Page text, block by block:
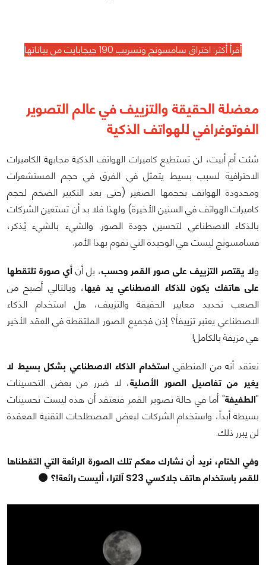
أقرأ أكثر: اختراق سامسونج وتسريب 190 جيجابايت من بياناتها
معضلة الحقيقة والتزييف في عالم التصوير
الفوتوغرافي للهواتف الذكية
شئت أم أبيت، لن تستطيع كاميرات الهواتف الذكية مجابهة الكاميرات
الاحترافية لسبب بسيط يتمثل في الفرق في حجم المستشعرات
ومحدودة الهواتف بحجمها الصغير (حتى بعد التكبير الضخم لحجم
كاميرات الهواتف في السنين الأخيرة) ولهذا فلا بد أن تستعين الشركات
بالذكاء الاصطناعي لتحسين جودة الصور. والشيء بالشيء يُذكر،
فسامسونج ليست هي الوحيدة التي تقوم بهذا الأمر.
ولا يقتصر التزييف على صور القمر وحسب، بل أنأي صورة تلتقطها
على هاتفك يكون للذكاء الاصطناعي يد فيها، وبالتالي أصبح من
الصعب تحديد معايير الحقيقة والتزييف، هل استخدام الذكاء
الاصطناعي يعتبر تزييفاً؟ إذن فجميع الصور الملتقطة في العقد الأخير
هي مزيفة بالكامل!
نعتقد أنه من المنطقي استخدام الذكاء الاصطناعي بشكل بسيط لا
يغير من تفاصيل الصور الأصلية، لا ضرر من بعض التحسينات
"الطفيفة" أما في حالة تصوير القمر فنعتقد أن هذه ليست تحسينات
بسيطة أبداً، واستخدام الشركات لبعض المصطلحات التقنية المعقدة
لن يبرر ذلك.
وفي الختام، نريد أن نشارك معكم تلك الصورة الرائعة التي التقطناها
للقمر باستخدام هاتف جلاكسي S23 آلترا، أليست رائعة!؟ 🌑